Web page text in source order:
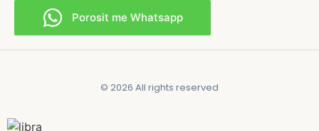
Porosit me Whatsapp
© 2026 All rights reserved